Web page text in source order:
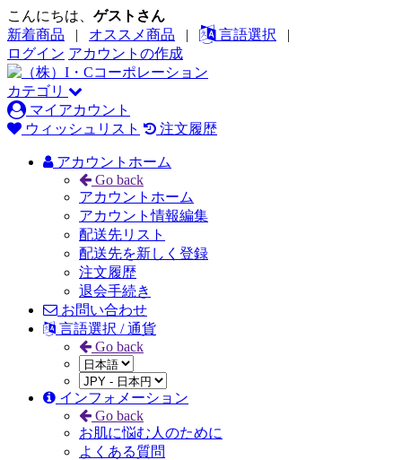
こんにちは、 ゲストさん
新着商品 | オススメ商品 | 言語選択 |
ログイン アカウントの作成
カテゴリ
マイアカウント
ウィッシュリスト
注文履歴
アカウントホーム
Go back
アカウントホーム
アカウント情報編集
配送先リスト
配送先を新しく登録
注文履歴
退会手続き
お問い合わせ
言語選択 / 通貨
Go back
インフォメーション
Go back
お肌に悩む人のために
よくある質問